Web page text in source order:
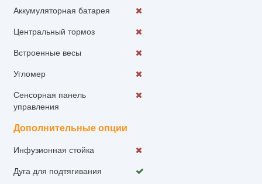
Аккумуляторная батарея
Центральный тормоз
Встроенные весы
Угломер
Сенсорная панель
управления
Дополнительные опции
Инфузионная стойка
Дуга для подтягивания